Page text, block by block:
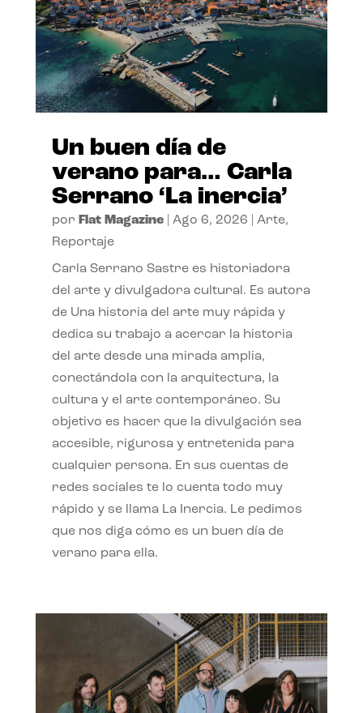
Un buen día de
verano para… Carla
Serrano ‘La inercia’
por Flat Magazine| Ago 6, 2026 Arte,
Reportaje
Carla Serrano Sastre es historiadora
del arte y divulgadora cultural. Es autora
de Una historia del arte muy rápida y
dedica su trabajo a acercar la historia
del arte desde una mirada amplia,
conectándola con la arquitectura, la
cultura y el arte contemporáneo. Su
objetivo es hacer que la divulgación sea
accesible, rigurosa y entretenida para
cualquier persona. En sus cuentas de
redes sociales te lo cuenta todo muy
rápido y se llama La Inercia. Le pedimos
que nos diga cómo es un buen día de
verano para ella.